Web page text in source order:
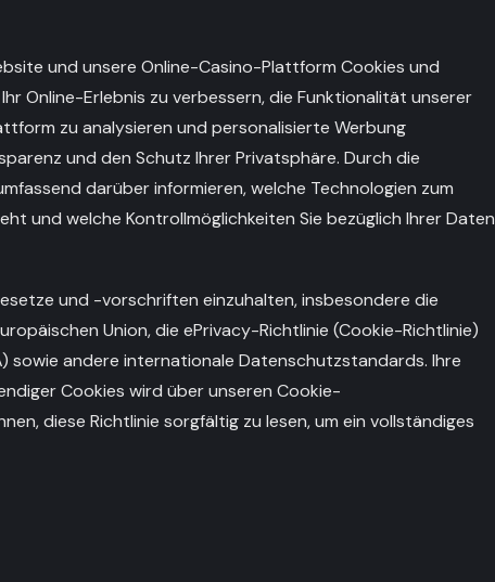
und unsere Online-Casino-Plattform Cookies und
Online-Erlebnis zu verbessern, die Funktionalität unserer
zu analysieren und personalisierte Werbung
und den Schutz Ihrer Privatsphäre. Durch die
darüber informieren, welche Technologien zum
und welche Kontrollmöglichkeiten Sie bezüglich Ihrer Daten
und -vorschriften einzuhalten, insbesondere die
Union, die ePrivacy-Richtlinie (Cookie-Richtlinie)
sowie andere internationale Datenschutzstandards. Ihre
Cookies wird über unseren Cookie-
diese Richtlinie sorgfältig zu lesen, um ein vollständiges